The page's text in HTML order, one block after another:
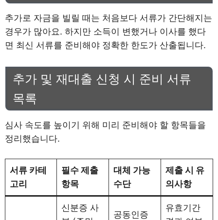
추가로 자금을 빌릴 때는 처음보다 서류가 간단해지는
경우가 많아요. 하지만 소득이 변했거나 이사를 했다
면 최신 서류를 준비해야 정확한 한도가 산출됩니다.
추가 및 재대출 신청 시 준비 서류
목록
심사 속도를 높이기 위해 미리 준비해야 할 항목들을
정리했습니다.
서류 카테
고리
필수 제출
항목
대체 가능
수단
제출 시 유
의사항
신분증 사
공동인증
유효기간